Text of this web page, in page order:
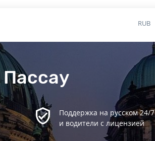
RUB
Поддержка на русском 24/7
и водители с лицензией